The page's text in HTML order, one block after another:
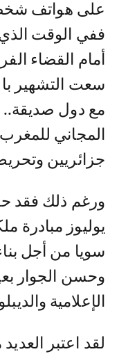
على هواتف
ففي الوقت
أمام القضاء
سعت التشهير
مع دول صديقة..
المجاني
جزائريين
يوليوز مبادرة
سويا من أجل
وحسن الجوار
الإعلامية
لقد اعتبر